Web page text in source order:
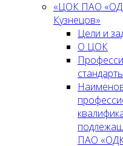
«ЦОК ПАО
Кузнецов»
Цели и
О ЦОК
стандарты
ПАО